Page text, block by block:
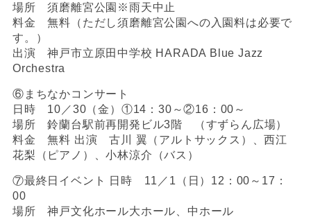
場所 須磨離宮公園※雨天中止
料金 無料（ただし須磨離宮公園への入園料は必要で
す。）
出演 神戸市立原田中学校 HARADA Blue Jazz
Orchestra
⑥まちなかコンサート
日時 10／30（金）①14：30～②16：00～
場所 鈴蘭台駅前再開発ビル3階 （すずらん広場）
料金 無料 出演 古川 翼（アルトサックス）、西江
花梨（ピアノ）、小林涼介（バス）
⑦最終日イベント 日時 11／1（日）12：00～17：
00
場所 神戸文化ホール大ホール、中ホール